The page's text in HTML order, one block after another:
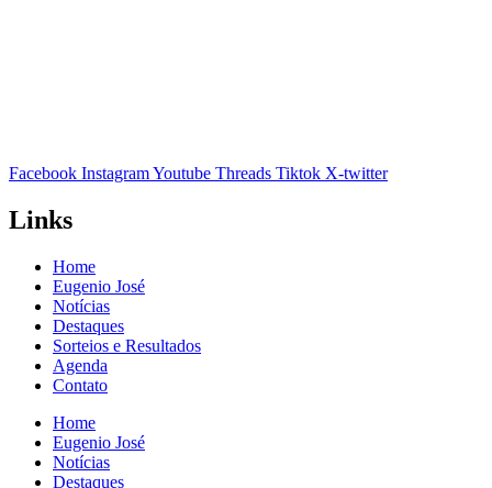
Facebook InstagramYoutube Threads Tiktok X-twitter
Links
Home
Eugenio José
Notícias
Destaques
Sorteios e Resultados
Agenda
Contato
Home
Eugenio José
Notícias
Destaques